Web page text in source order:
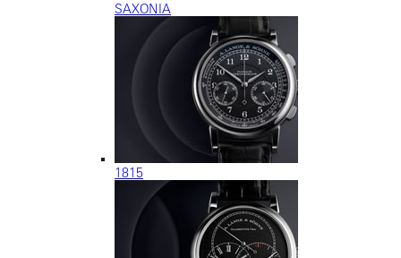
SAXONIA
1815